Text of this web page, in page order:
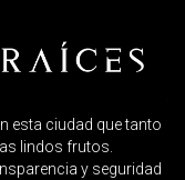
esta ciudad que tanto
lindos frutos.
y seguridad